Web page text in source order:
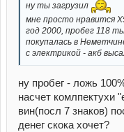
ну ты загрузил
мне просто нравится
год 2000, пробег 118
покупалась в
с электрикой - акб
ну пробег - ложь
насчет комлпектухи
вин(посл 7 знаков)
денег скока хочет?